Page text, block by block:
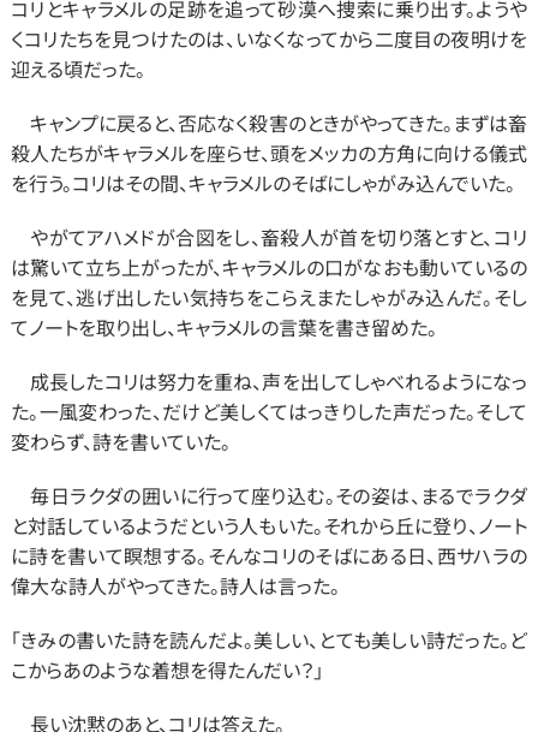
コリとキャラメルの足跡を追って砂漠へ捜索に乗り出す。ようや
くコリたちを見つけたのは、いなくなってから二度目の夜明けを
迎える頃だった。
キャンプに戻ると、否応なく殺害のときがやってきた。まずは畜
殺人たちがキャラメルを座らせ、頭をメッカの方角に向ける儀式
を行う。コリはその間、キャラメルのそばにしゃがみ込んでいた。
やがてアハメドが合図をし、畜殺人が首を切り落とすと、コリ
は驚いて立ち上がったが、キャラメルの口がなおも動いているの
を見て、逃げ出したい気持ちをこらえまたしゃがみ込んだ。そし
てノートを取り出し、キャラメルの言葉を書き留めた。
成長したコリは努力を重ね、声を出してしゃべれるようになっ
た。一風変わった、だけど美しくてはっきりした声だった。そして
変わらず、詩を書いていた。
毎日ラクダの囲いに行って座り込む。その姿は、まるでラクダ
と対話しているようだという人もいた。それから丘に登り、ノート
に詩を書いて瞑想する。そんなコリのそばにある日、西サハラの
偉大な詩人がやってきた。詩人は言った。
「きみの書いた詩を読んだよ。美しい、とても美しい詩だった。ど
こからあのような着想を得たんだい？」
長い沈黙のあと、コリは答えた。